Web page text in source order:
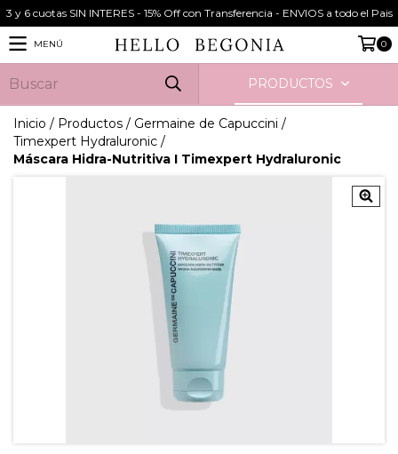
3 y 6 cuotas SIN INTERES - 15% Off con Transferencia - ENVIOS a todo el Pais
MENÚ 0
PRODUCTOS
Inicio / Productos / Germaine de Capuccini /
Timexpert Hydraluronic /
Máscara Hidra-Nutritiva I Timexpert Hydraluronic